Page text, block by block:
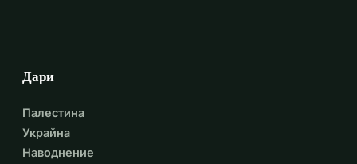
Дари
Палестина
Украйна
Наводнение